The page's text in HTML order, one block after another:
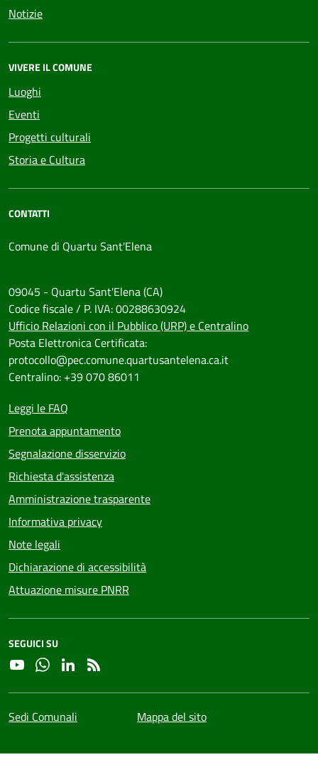
Notizie
VIVERE IL COMUNE
Luoghi
Eventi
Progetti culturali
Storia e Cultura
CONTATTI
Comune di Quartu Sant'Elena
09045 - Quartu Sant'Elena (CA)
Codice fiscale / P. IVA: 00288630924
Ufficio Relazioni con il Pubblico (URP) e Centralino
Posta Elettronica Certificata:
protocollo@pec.comune.quartusantelena.ca.it
Centralino: +39 070 86011
Leggi le FAQ
Prenota appuntamento
Segnalazione disservizio
Richiesta d'assistenza
Amministrazione trasparente
Informativa privacy
Note legali
Dichiarazione di accessibilità
Attuazione misure PNRR
SEGUICI SU
YouTubeWhatsapp
Linkedin
Sedi Comunali Mappa del sito